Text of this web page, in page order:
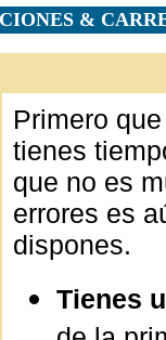
&
Primero
tienes
que no es
errores es
dispones.
Tienes